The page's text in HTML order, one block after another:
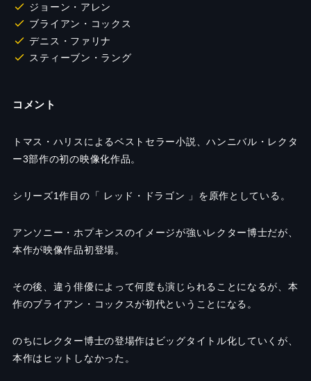
ジョーン・アレン
ブライアン・コックス
デニス・ファリナ
スティーブン・ラング
コメント
トマス・ハリスによるベストセラー小説、ハンニバル・レクタ
ー3部作の初の映像化作品。
シリーズ1作目の「 レッド・ドラゴン 」を原作としている。
アンソニー・ホプキンスのイメージが強いレクター博士だが、
本作が映像作品初登場。
その後、違う俳優によって何度も演じられることになるが、本
作のブライアン・コックスが初代ということになる。
のちにレクター博士の登場作はビッグタイトル化していくが、
本作はヒットしなかった。